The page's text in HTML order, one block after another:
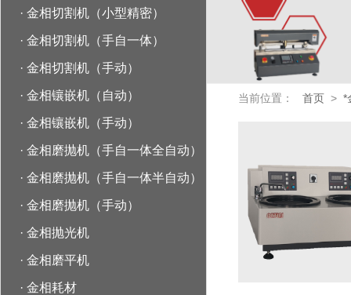
· 金相切割机（小型精密）
· 金相切割机（手自一体）
· 金相切割机（手动）
· 金相镶嵌机（自动）
· 金相镶嵌机（手动）
· 金相磨抛机（手自一体全自动）
· 金相磨抛机（手自一体半自动）
· 金相磨抛机（手动）
· 金相抛光机
· 金相磨平机
· 金相耗材
当前位置： 首页 > *